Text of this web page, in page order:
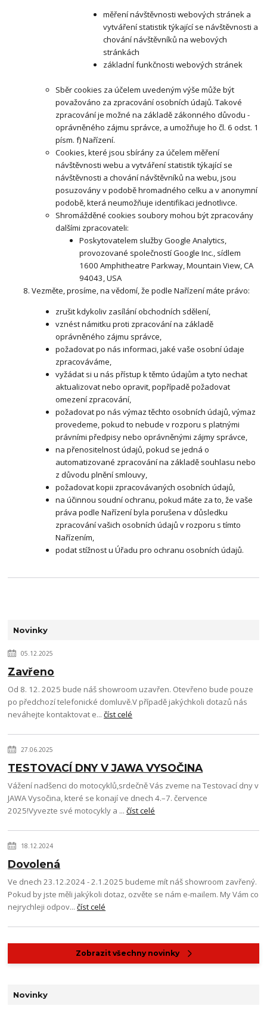
Novinky
05.12.2025
Zavřeno
Od 8. 12. 2025 bude náš showroom uzavřen. Otevřeno bude pouze
po předchozí telefonické domluvě.V případě jakýchkoli dotazů nás
neváhejte kontaktovat e...číst celé
27.06.2025
TESTOVACÍ DNY V JAWA VYSOČINA
Vážení nadšenci do motocyklů,srdečně Vás zveme na Testovací dny v
JAWA Vysočina, které se konají ve dnech 4.–7. července
2025!Vyvezte své motocykly a ...číst celé
18.12.2024
Dovolená
Ve dnech 23.12.2024 - 2.1.2025 budeme mít náš showroom zavřený.
Pokud by jste měli jakýkoli dotaz, ozvěte se nám e-mailem. My Vám co
nejrychleji odpov...číst celé
Zobrazit všechny novinky
Novinky
měření návštěvnosti webových stránek a
vytváření statistik týkající se návštěvnosti a
chování návštěvníků na webových
stránkách
základní funkčnosti webových stránek
Sběr cookies za účelem uvedeným výše může být
považováno za zpracování osobních údajů. Takové
zpracování je možné na základě zákonného důvodu -
oprávněného zájmu správce, a umožňuje ho čl. 6 odst. 1
písm. f) Nařízení.
Cookies, které jsou sbírány za účelem měření
návštěvnosti webu a vytváření statistik týkající se
návštěvnosti a chování návštěvníků na webu, jsou
posuzovány v podobě hromadného celku a v anonymní
podobě, která neumožňuje identifikaci jednotlivce.
Shromážděné cookies soubory mohou být zpracovány
dalšími zpracovateli:
Poskytovatelem služby Google Analytics,
provozované společností Google Inc., sídlem
1600 Amphitheatre Parkway, Mountain View, CA
94043, USA
Vezměte, prosíme, na vědomí, že podle Nařízení máte právo:
zrušit kdykoliv zasílání obchodních sdělení,
vznést námitku proti zpracování na základě
oprávněného zájmu správce,
požadovat po nás informaci, jaké vaše osobní údaje
zpracováváme,
vyžádat si u nás přístup k těmto údajům a tyto nechat
aktualizovat nebo opravit, popřípadě požadovat
omezení zpracování,
požadovat po nás výmaz těchto osobních údajů, výmaz
provedeme, pokud to nebude v rozporu s platnými
právními předpisy nebo oprávněnými zájmy správce,
na přenositelnost údajů, pokud se jedná o
automatizované zpracování na základě souhlasu nebo
z důvodu plnění smlouvy,
požadovat kopii zpracovávaných osobních údajů,
na účinnou soudní ochranu, pokud máte za to, že vaše
práva podle Nařízení byla porušena v důsledku
zpracování vašich osobních údajů v rozporu s tímto
Nařízením,
podat stížnost u Úřadu pro ochranu osobních údajů.